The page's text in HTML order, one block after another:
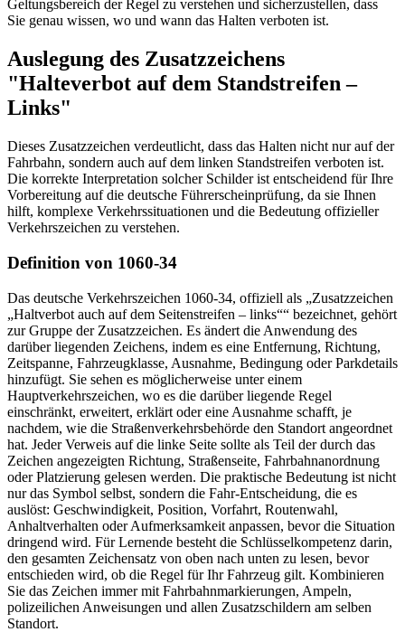
Geltungsbereich der Regel zu verstehen und sicherzustellen, dass
Sie genau wissen, wo und wann das Halten verboten ist.
Auslegung des Zusatzzeichens
"Halteverbot auf dem Standstreifen –
Links"
Dieses Zusatzzeichen verdeutlicht, dass das Halten nicht nur auf der
Fahrbahn, sondern auch auf dem linken Standstreifen verboten ist.
Die korrekte Interpretation solcher Schilder ist entscheidend für Ihre
Vorbereitung auf die deutsche Führerscheinprüfung, da sie Ihnen
hilft, komplexe Verkehrssituationen und die Bedeutung offizieller
Verkehrszeichen zu verstehen.
Definition von 1060-34
Das deutsche Verkehrszeichen 1060-34, offiziell als „Zusatzzeichen
„Haltverbot auch auf dem Seitenstreifen – links““ bezeichnet, gehört
zur Gruppe der Zusatzzeichen. Es ändert die Anwendung des
darüber liegenden Zeichens, indem es eine Entfernung, Richtung,
Zeitspanne, Fahrzeugklasse, Ausnahme, Bedingung oder Parkdetails
hinzufügt. Sie sehen es möglicherweise unter einem
Hauptverkehrszeichen, wo es die darüber liegende Regel
einschränkt, erweitert, erklärt oder eine Ausnahme schafft, je
nachdem, wie die Straßenverkehrsbehörde den Standort angeordnet
hat. Jeder Verweis auf die linke Seite sollte als Teil der durch das
Zeichen angezeigten Richtung, Straßenseite, Fahrbahnanordnung
oder Platzierung gelesen werden. Die praktische Bedeutung ist nicht
nur das Symbol selbst, sondern die Fahr-Entscheidung, die es
auslöst: Geschwindigkeit, Position, Vorfahrt, Routenwahl,
Anhaltverhalten oder Aufmerksamkeit anpassen, bevor die Situation
dringend wird. Für Lernende besteht die Schlüsselkompetenz darin,
den gesamten Zeichensatz von oben nach unten zu lesen, bevor
entschieden wird, ob die Regel für Ihr Fahrzeug gilt. Kombinieren
Sie das Zeichen immer mit Fahrbahnmarkierungen, Ampeln,
polizeilichen Anweisungen und allen Zusatzschildern am selben
Standort.